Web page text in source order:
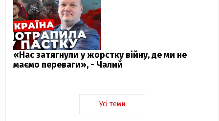
«Нас затягнули у жорстку війну, де ми не
маємо переваги», - Чалий
Усі теми